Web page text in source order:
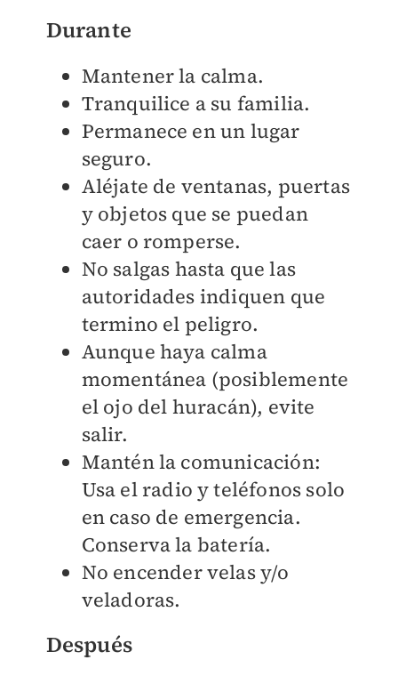
Durante
Mantener la calma.
Tranquilice a su familia.
Permanece en un lugar
seguro.
Aléjate de ventanas, puertas
y objetos que se puedan
caer o romperse.
No salgas hasta que las
autoridades indiquen que
termino el peligro.
Aunque haya calma
momentánea (posiblemente
el ojo del huracán), evite
salir.
Mantén la comunicación:
Usa el radio y teléfonos solo
en caso de emergencia.
Conserva la batería.
No encender velas y/o
veladoras.
Después